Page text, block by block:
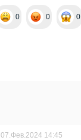
0 0 0
07.Фев.2024 14:45